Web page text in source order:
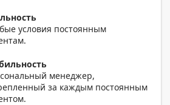
условия постоянным
менеджер,
за каждым постоянным